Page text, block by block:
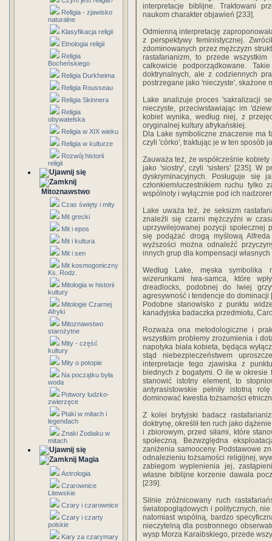
Religia - zjawisko
naturalne
Klasyfikacja religii
Etnologia religii
Religia
Bocheńskiego
Religia Durkheima
Religia Rousseau
Religia Skinnera
Religia
obywatelska
Religia w XIX wieku
Religia w kulturze
Rozwój historii
religii
Mitoznawstwo
Czas święty i mity
Mit grecki
Mit i epos
Mit i kultura
Mit i sen
Mit kosmogoniczny
Ks. Rodz.
Mitologia w historii
kultury
Mitologie Czarnej
Afryki
Mitoznawstwo
starożytne
Mity - część
kultury
Mity o potopie
Na początku była
woda
Potwory ludzko-
zwierzęce
Ptaki w mitach i
legendach
Znaki Zodiaku w
mitach
Magia
Astrologia
Czarownice
Litewskie
Czary i czarownice
Czary i czarty
polskie
Kary za czarymary
interpretacje biblijne. Traktowani
naukom charakter objawień [233].
Odmienną interpretację
z perspektywy feministycznej.
zdominowanych przez mężczyzn
rastafarianizm, to przede
całkowicie podporządkowane.
doktrynalnych, ale z codziennych
postrzegane jako 'nieczyste', skażone
Lake analizuje proces 'sakralizacji
nieczyste, przeciwstawiając im
kobiet wynika, według niej, z
oryginalnej kultury afrykańskiej.
Dla Lake symboliczne znaczenie ma
czyli 'córko', traktując je w ten sposób
Zauważa też, że współcześnie
jako 'siostry', czyli 'sisters' [235]. W
dyskryminacyjnych. Posługuje się
członkiem/uczestnikiem ruchu tylko
wspólnoty i wyłącznie pod ich
Lake uważa też, że seksizm
znaleźli się czarni mężczyźni w
uprzywilejowanej pozycji społecznej
się podążać drogą myślową
wyższości można odnaleźć
innych grup dla kompensacji
Według Lake, męska symbolika
wizerunkami lwa-samca, które
dreadlocks, podobnej do lwiej
agresywność i tendencje do dominacji
Podobne stanowisko z punktu
kanadyjska badaczka przedmiotu,
Rozważa ona metodologiczne i
wszystkim problemy zrozumienia i
napotyka biała kobieta, będąca
stąd niebezpieczeństwem
interpretacje tego zjawiska z
biednych z bogatymi. O ile w okresie
stanowić istotny element, to
antyrasistowskie pełniły istotną
dominować kwestia tożsamości
Z kolei brytyjski badacz
doktrynę, określił ten ruch jako
i zbiorowym, przed siłami, które
społeczną. Bezwzględna
zaniżenia samooceny. Podstawowe
odnalezieniu tożsamości religijnej,
zabiegom wyplenienia jej,
własne biblijne korzenie dawała
[239].
Silnie zróżnicowany ruch
światopoglądowych i politycznych, nie
natomiast wspólną, bardzo
nieczytelną dla postronnego
wysp Morza Karaibskiego, przede